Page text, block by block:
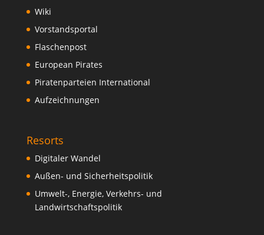
Wiki
Vorstandsportal
Flaschenpost
European Pirates
Piratenparteien International
Aufzeichnungen
Resorts
Digitaler Wandel
Außen- und Sicherheitspolitik
Umwelt-, Energie, Verkehrs- und
Landwirtschaftspolitik